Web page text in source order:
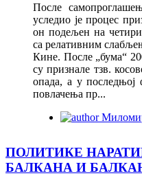
После
уследио је процес
он подељен на четири
са релативним
Кине. После „бума“
су признале тзв.
опада, а у последњој
повлачења пр...
ПОЛИТИКЕ
БАЛКАНА И